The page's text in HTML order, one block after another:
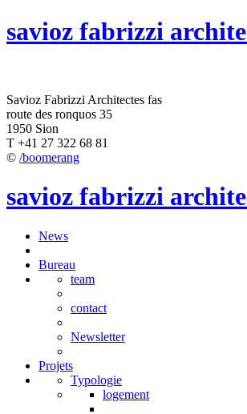
savioz fabrizzi
Savioz Fabrizzi Architectes fas
route des ronquos 35
1950 Sion
T +41 27 322 68 81
© /boomerang
savioz fabrizzi
News
Bureau
team
contact
Newsletter
Projets
Typologie
logement